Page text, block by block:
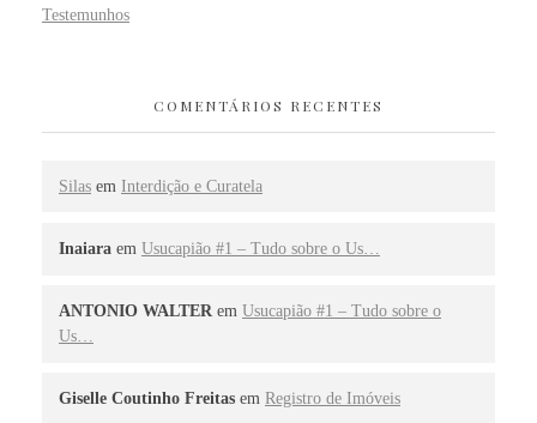
Testemunhos
COMENTÁRIOS RECENTES
Silas em Interdição e Curatela
Inaiara em Usucapião #1 – Tudo sobre o Us…
ANTONIO WALTER em Usucapião #1 – Tudo sobre o
Us…
Giselle Coutinho Freitas em Registro de Imóveis